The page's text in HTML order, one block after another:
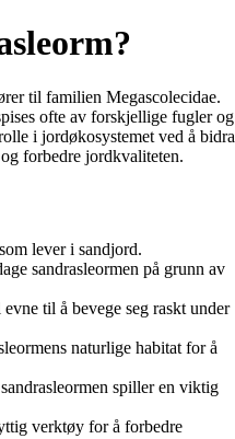
til familien Megascolecidae.
ofte av forskjellige fugler og
i jordøkosystemet ved å bidra
forbedre jordkvaliteten.
lever i sandjord.
sandrasleormen på grunn av
til å bevege seg raskt under
naturlige habitat for å
spiller en viktig
verktøy for å forbedre